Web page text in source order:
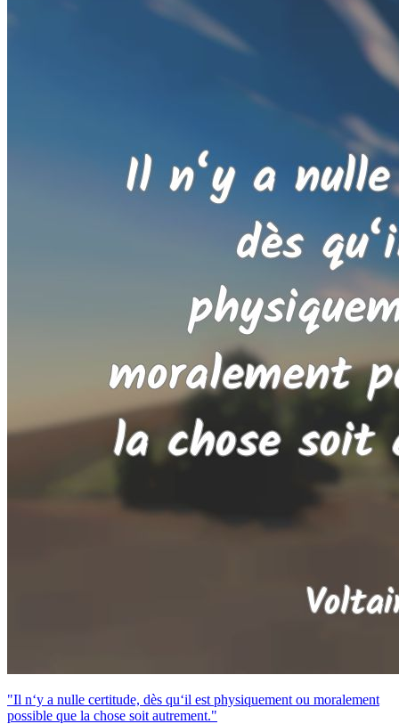
"Il n‘y a nulle certitude, dès qu‘il est physiquement ou moralement
possible que la chose soit autrement."